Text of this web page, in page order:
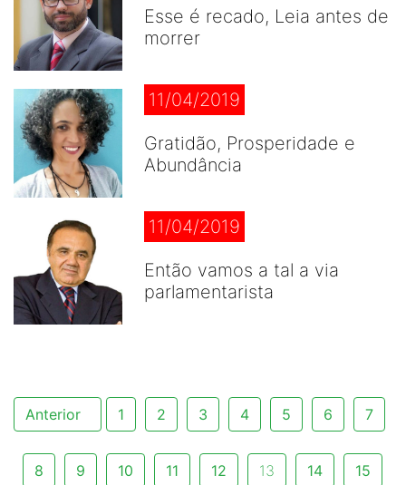
Esse é recado, Leia antes de
morrer
11/04/2019
Gratidão, Prosperidade e
Abundância
11/04/2019
Então vamos a tal a via
parlamentarista
Anterior 1 2 3 4 5 6 7
8 9 10 11 12 13 14 15